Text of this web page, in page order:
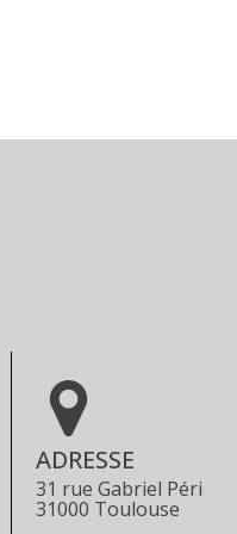
ADRESSE
31 rue Gabriel Péri
31000 Toulouse